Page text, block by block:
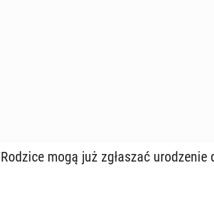
Rodzice mogą już zgła­szać